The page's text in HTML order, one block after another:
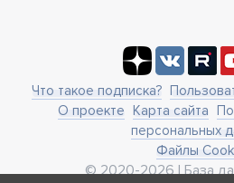
Что такое подписка?
О проекте Карта сайта
персональных
Файлы
© 2020-2026 | База